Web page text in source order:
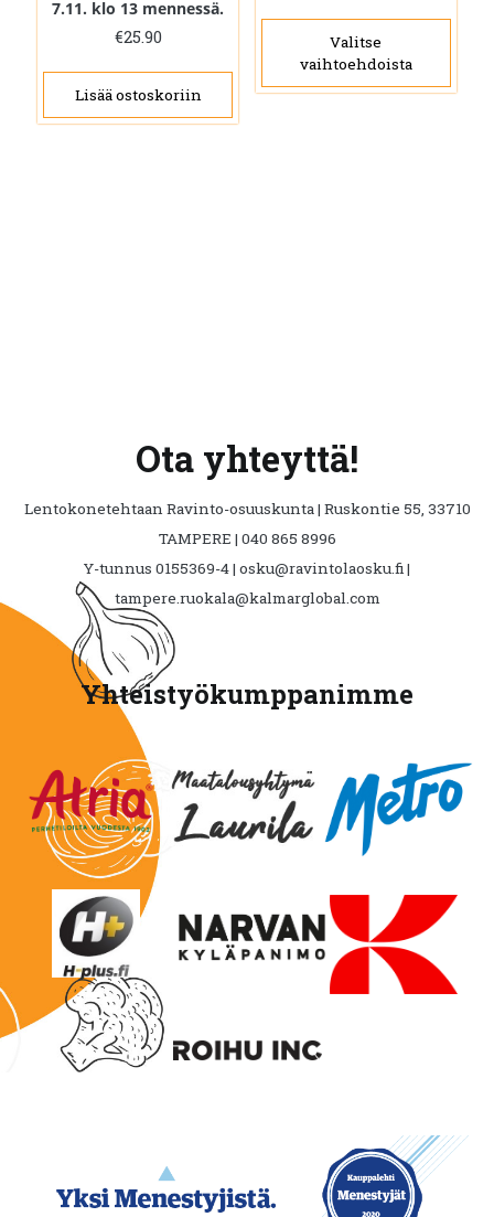
7.11. klo 13 mennessä.
€25.90
Lisää ostoskoriin
Valitse
vaihtoehdoista
Ota yhteyttä!
Lentokonetehtaan Ravinto-osuuskunta | Ruskontie 55, 33710
TAMPERE | 040 865 8996
Y-tunnus 0155369-4 | osku@ravintolaosku.fi |
tampere.ruokala@kalmarglobal.com
Yhteistyökumppanimme